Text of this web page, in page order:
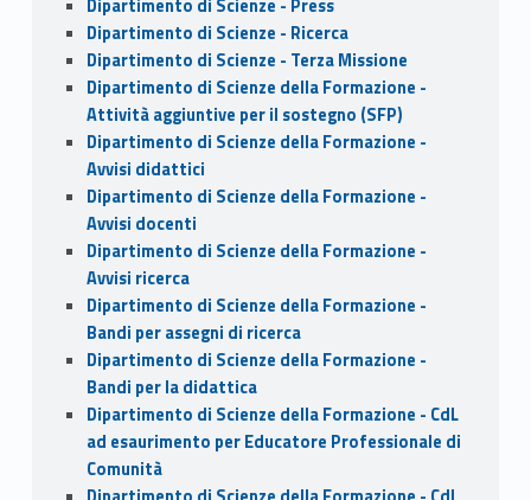
Dipartimento di Scienze - Press
Dipartimento di Scienze - Ricerca
Dipartimento di Scienze - Terza Missione
Dipartimento di Scienze della Formazione -
Attività aggiuntive per il sostegno (SFP)
Dipartimento di Scienze della Formazione -
Avvisi didattici
Dipartimento di Scienze della Formazione -
Avvisi docenti
Dipartimento di Scienze della Formazione -
Avvisi ricerca
Dipartimento di Scienze della Formazione -
Bandi per assegni di ricerca
Dipartimento di Scienze della Formazione -
Bandi per la didattica
Dipartimento di Scienze della Formazione - CdL
ad esaurimento per Educatore Professionale di
Comunità